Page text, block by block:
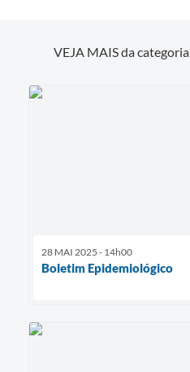
VEJA MAIS da categoria
28 MAI 2025 - 14h00
Boletim Epidemiológico